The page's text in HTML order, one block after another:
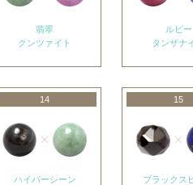
翡翠
クンツァイト
ルビー
タンザナ
14
ハイパーシーン
15
ブラックス